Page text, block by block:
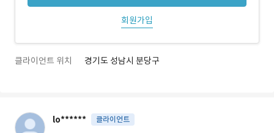
회원가입
클라이언트 위치 경기도 성남시 분당구
lo****** 클라이언트